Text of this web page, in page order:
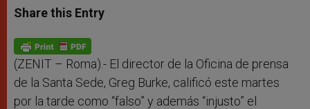
t
s
p
p
s
e
g
e
e
b
o
k
Share this Entry
(ZENIT – Roma).- El director de la Oficina de prensa
de la Santa Sede, Greg Burke, calificó este martes
por la tarde como “falso” y además “injusto” el